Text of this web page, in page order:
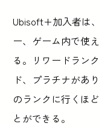
Ubisoft+加入者は
ー、ゲーム内で使
る。リワードラン
ド、プラチナがあ
のランクに行くほ
とができる。